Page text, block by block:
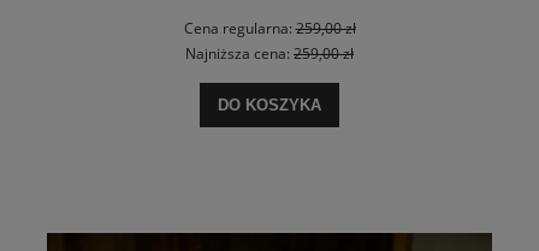
Cena regularna:259,00 zł
Najniższa cena: 259,00 zł
DO KOSZYKA